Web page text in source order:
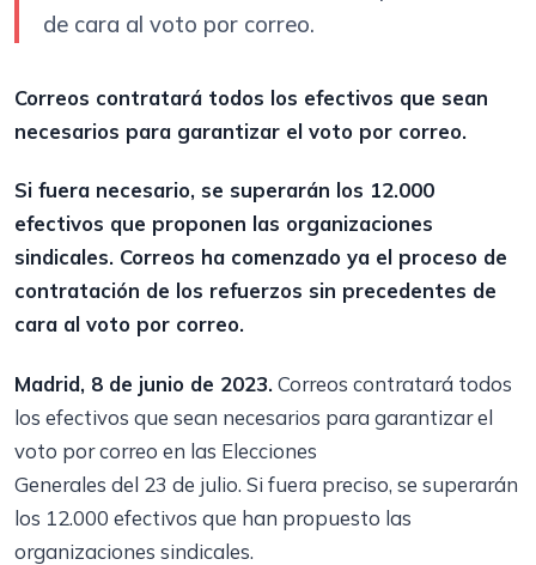
de cara al voto por correo.
Correos contratará todos los efectivos que sean
necesarios para garantizar el voto por correo.
Si fuera necesario, se superarán los 12.000
efectivos que proponen las organizaciones
sindicales. Correos ha comenzado ya el proceso de
contratación de los refuerzos sin precedentes de
cara al voto por correo.
Madrid, 8 de junio de 2023. Correos contratará todos
los efectivos que sean necesarios para garantizar el
voto por correo en las Elecciones
Generales del 23 de julio. Si fuera preciso, se superarán
los 12.000 efectivos que han propuesto las
organizaciones sindicales.